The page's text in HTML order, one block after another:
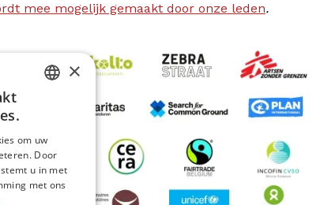
mee mogelijk gemaakt door onze leden.
ENGLISH
×
om uw
Door
u in met
met ons